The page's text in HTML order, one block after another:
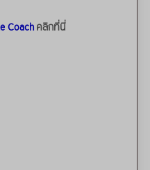
Coachคลิกที่นี่